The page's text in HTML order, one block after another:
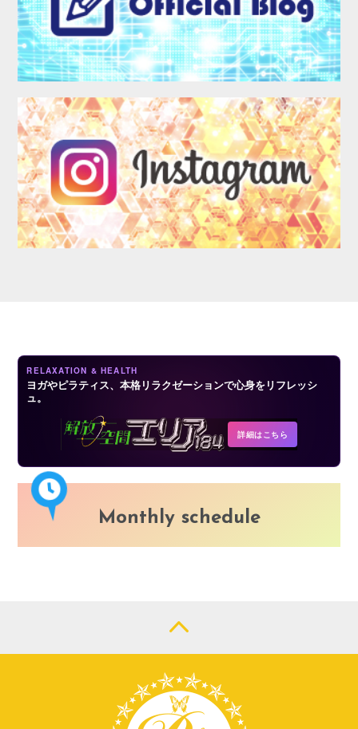
RELAXATION & HEALTH
ヨガやピラティス、本格リラクゼーションで心身をリフレッシ
ュ。
詳細はこちら
Monthly schedule